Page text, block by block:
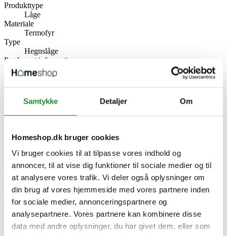
Samtykke Detaljer Om
Homeshop.dk bruger cookies
Vi bruger cookies til at tilpasse vores indhold og
annoncer, til at vise dig funktioner til sociale medier og til
at analysere vores trafik. Vi deler også oplysninger om
din brug af vores hjemmeside med vores partnere inden
for sociale medier, annonceringspartnere og
analysepartnere. Vores partnere kan kombinere disse
data med andre oplysninger, du har givet dem, eller som
Produkttype
Låge
Materiale
Termofyr
Type
Hegnslåge
Producent information
Wimex A/S
Strandvejen 16, 7800 Skive
Danmark
www.wimex.dk
Specifikke referencer
381014070
EAN
Skriv produktanmeldelse
Ingen kundeanmeldelser for øjeblikket
×